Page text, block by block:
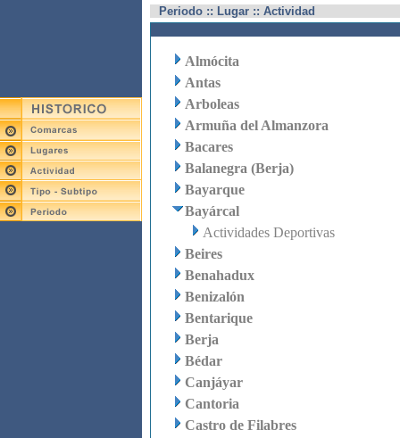
Periodo :: Lugar :: Actividad
Almócita
Antas
Arboleas
Armuña del Almanzora
Bacares
Balanegra (Berja)
Bayarque
Bayárcal
Actividades Deportivas
Beires
Benahadux
Benizalón
Bentarique
Berja
Bédar
Canjáyar
Cantoria
Castro de Filabres